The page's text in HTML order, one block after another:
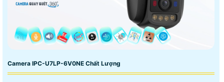
Camera IPC-U7LP-6V0NE Chất Lượng